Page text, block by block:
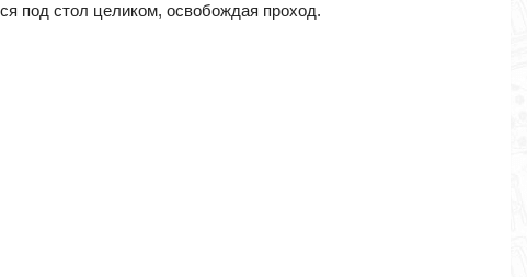
под стол целиком, освобождая проход.